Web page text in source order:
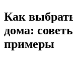
Как
дома:
примеры